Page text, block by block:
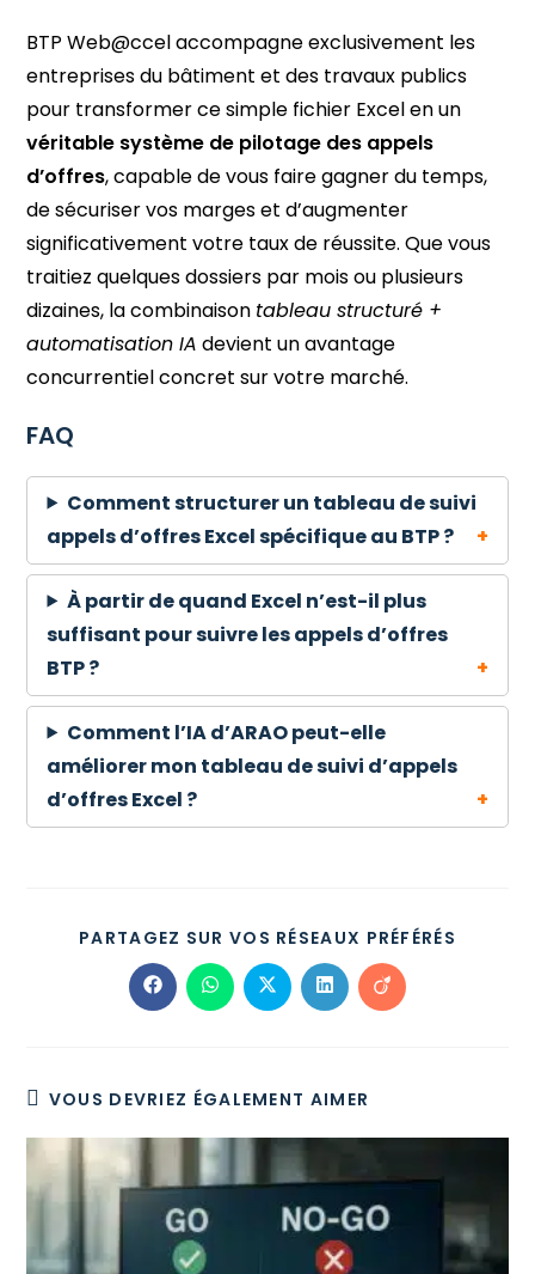
BTP Web@ccel accompagne exclusivement les
entreprises du bâtiment et des travaux publics
pour transformer ce simple fichier Excel en un
véritable système de pilotage des appels
d’offres, capable de vous faire gagner du temps,
de sécuriser vos marges et d’augmenter
significativement votre taux de réussite. Que vous
traitiez quelques dossiers par mois ou plusieurs
dizaines, la combinaison tableau structuré +
automatisation IA devient un avantage
concurrentiel concret sur votre marché.
FAQ
Comment structurer un tableau de suivi
appels d’offres Excel spécifique au BTP ?
À partir de quand Excel n’est-il plus
suffisant pour suivre les appels d’offres
BTP ?
Comment l’IA d’ARAO peut-elle
améliorer mon tableau de suivi d’appels
d’offres Excel ?
PARTAGEZ SUR VOS RÉSEAUX PRÉFÉRÉS
VOUS DEVRIEZ ÉGALEMENT AIMER